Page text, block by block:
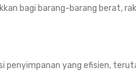
bagi barang-barang berat,
penyimpanan yang efisien,